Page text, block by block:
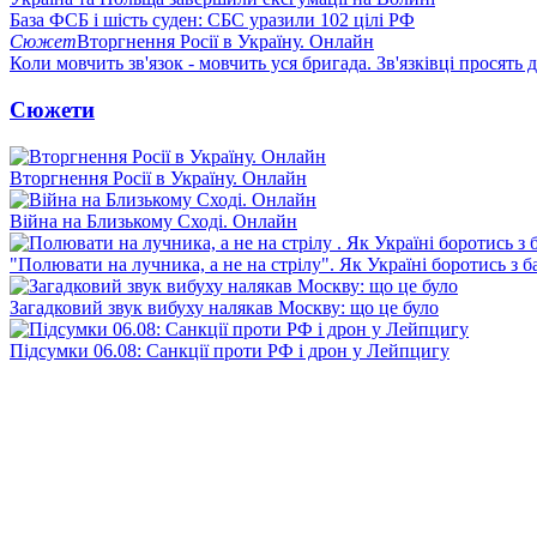
База ФСБ і шість суден: СБС уразили 102 цілі РФ
СюжетВторгнення Росії в Україну. Онлайн
Коли мовчить зв'язок - мовчить уся бригада. Зв'язківці просять
Сюжети
Вторгнення Росії в Україну. Онлайн
Війна на Близькому Сході. Онлайн
"Полювати на лучника, а не на стрілу". Як Україні боротись з
Загадковий звук вибуху налякав Москву: що це було
Підсумки 06.08: Санкції проти РФ і дрон у Лейпцигу